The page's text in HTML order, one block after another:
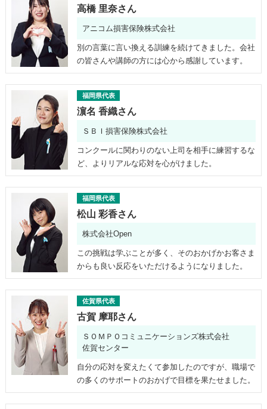
高橋 里奈さん
アニコム損害保険株式会社
別の言葉に言い換える訓練を続けてきました。会社
の皆さんや講師の方には心から感謝しています。
福岡県代表
濵名 香織さん
ＳＢＩ損害保険株式会社
コンクールに関わりのない上司を相手に練習するな
ど、よりリアルな応対を心がけました。
福岡県代表
松山 彩香さん
株式会社Open
この挑戦は学ぶことが多く、そのおかげかお客さま
からも良い反応をいただけるようになりました。
佐賀県代表
古賀 摩耶さん
ＳＯＭＰＯコミュニケーションズ株式会社
佐賀センター
自分の応対を変えたくて参加したのですが、職場で
の多くのサポートのおかげで目標を果たせました。